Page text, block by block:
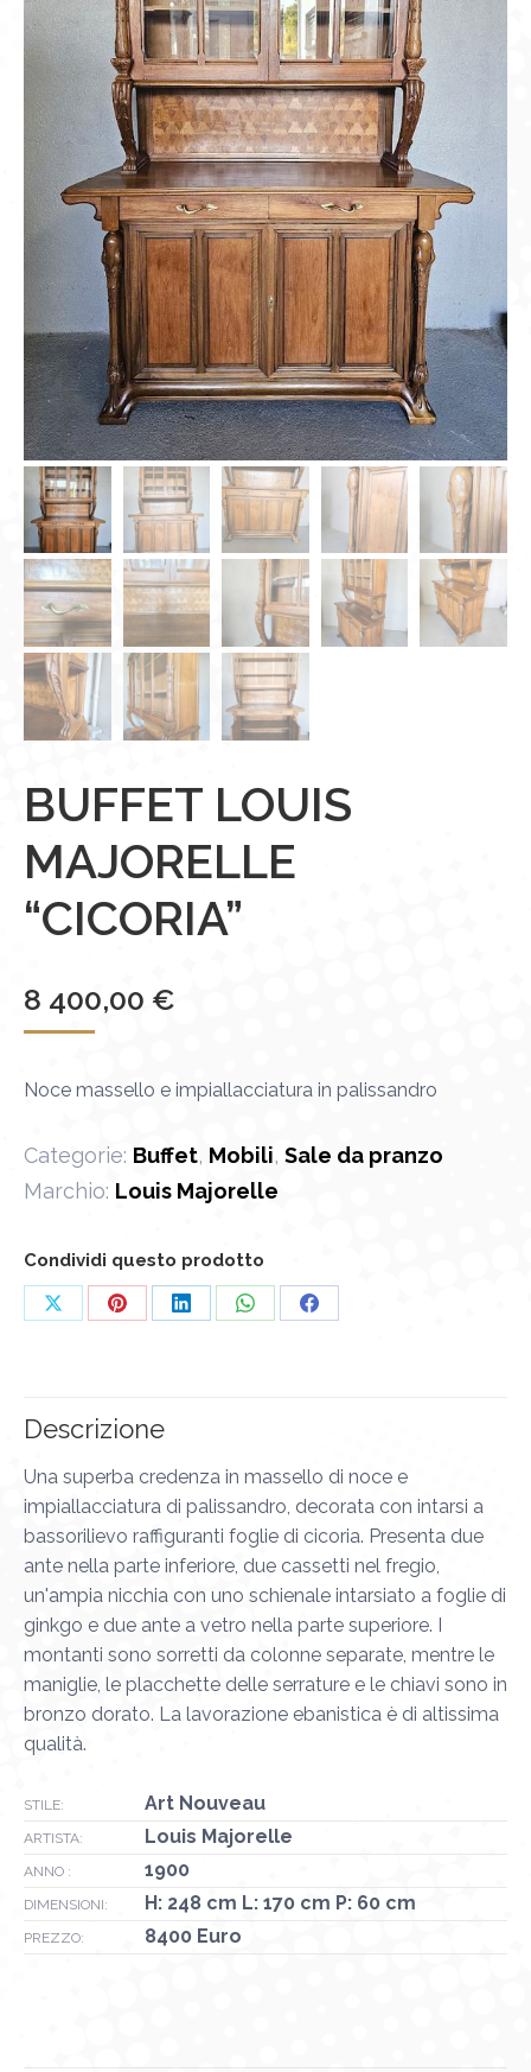
BUFFET LOUIS
MAJORELLE
“CICORIA”
8 400,00 €
Noce massello e impiallacciatura in palissandro
Categorie: Buffet, Mobili, Sale da pranzo
Marchio: Louis Majorelle
Condividi questo prodotto
CondividiCondividiCondividiCondividiCondividi
Descrizione
Una superba credenza in massello di noce e
impiallacciatura di palissandro, decorata con intarsi a
bassorilievo raffiguranti foglie di cicoria. Presenta due
ante nella parte inferiore, due cassetti nel fregio,
un'ampia nicchia con uno schienale intarsiato a foglie di
ginkgo e due ante a vetro nella parte superiore. I
montanti sono sorretti da colonne separate, mentre le
maniglie, le placchette delle serrature e le chiavi sono in
bronzo dorato. La lavorazione ebanistica è di altissima
qualità.
STILE: Art Nouveau
ARTISTA: Louis Majorelle
ANNO : 1900
DIMENSIONI: H: 248 cm L: 170 cm P: 60 cm
PREZZO: 8400 Euro